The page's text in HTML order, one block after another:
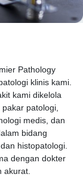
Pathology
klinis kami.
kami dikelola
patologi,
medis, dan
bidang
histopatologi.
dengan dokter
akurat.